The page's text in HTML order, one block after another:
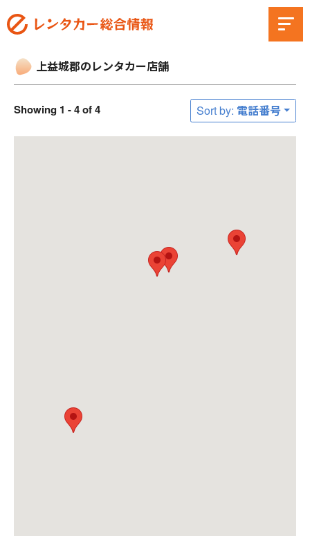
上益城郡のレンタカー店舗
Showing 1 - 4 of 4 Sort by: 電話番号